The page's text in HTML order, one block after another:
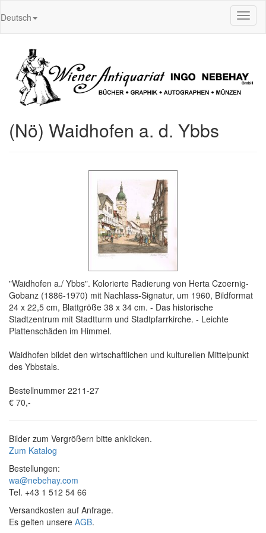
Deutsch
(Nö) Waidhofen a. d. Ybbs
"Waidhofen a./ Ybbs". Kolorierte Radierung von Herta Czoernig-
Gobanz (1886-1970) mit Nachlass-Signatur, um 1960, Bildformat
24 x 22,5 cm, Blattgröße 38 x 34 cm. - Das historische
Stadtzentrum mit Stadtturm und Stadtpfarrkirche. - Leichte
Plattenschäden im Himmel.
Waidhofen bildet den wirtschaftlichen und kulturellen Mittelpunkt
des Ybbstals.
Bestellnummer 2211-27
€ 70,-
Bilder zum Vergrößern bitte anklicken.
Zum Katalog
Bestellungen:
wa@nebehay.com
Tel. +43 1 512 54 66
Versandkosten auf Anfrage.
Es gelten unsere AGB.